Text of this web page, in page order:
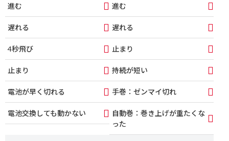
進む
遅れる
4秒飛び
止まり
電池が早く切れる
電池交換しても動かない
進む
遅れる
止まり
持続が短い
手巻：ゼンマイ切れ
自動巻：巻き上げが重たくな
った